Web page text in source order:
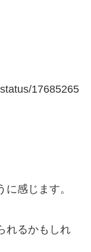
17685265
感じます。
れるかもしれ